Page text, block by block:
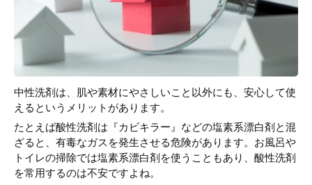
中性洗剤は、肌や素材にやさしいこと以外にも、安心して使
えるというメリットがあります。
たとえば酸性洗剤は『カビキラー』などの塩素系漂白剤と混
ざると、有毒なガスを発生させる危険があります。お風呂や
トイレの掃除では塩素系漂白剤を使うこともあり、酸性洗剤
を常用するのは不安ですよね。